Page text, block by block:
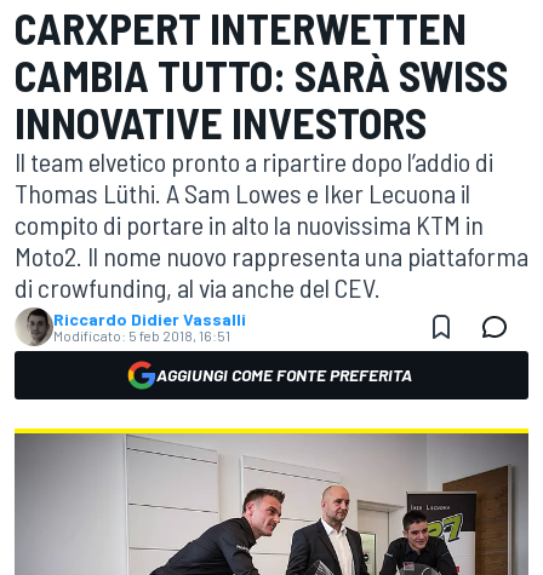
CARXPERT INTERWETTEN
CAMBIA TUTTO: SARÀ SWISS
INNOVATIVE INVESTORS
Il team elvetico pronto a ripartire dopo l’addio di
Thomas Lüthi. A Sam Lowes e Iker Lecuona il
compito di portare in alto la nuovissima KTM in
Moto2. Il nome nuovo rappresenta una piattaforma
di crowfunding, al via anche del CEV.
Riccardo Didier Vassalli
Modificato: 5 feb 2018, 16:51
AGGIUNGI COME FONTE PREFERITA